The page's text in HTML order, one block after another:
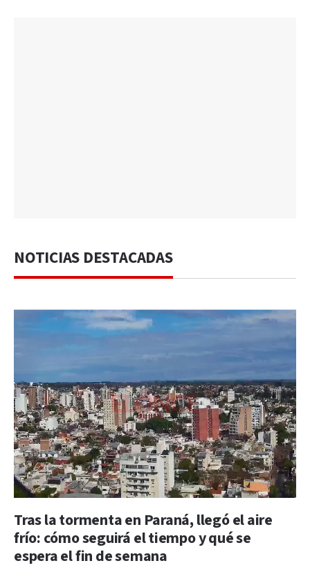
NOTICIAS DESTACADAS
Tras la tormenta en Paraná, llegó el aire
frío: cómo seguirá el tiempo y qué se
espera el fin de semana